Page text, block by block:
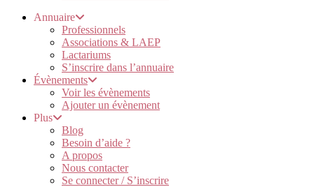
Annuaire
Professionnels
Associations & LAEP
Lactariums
S’inscrire dans l’annuaire
Évènements
Voir les évènements
Ajouter un évènement
Plus
Blog
Besoin d’aide ?
A propos
Nous contacter
Se connecter / S’inscrire